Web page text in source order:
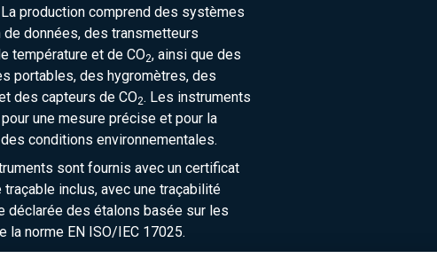
production comprend des systèmes
données, des transmetteurs
température et de CO2, ainsi que des
portables, des hygromètres, des
des capteurs de CO2. Les instruments
une mesure précise et pour la
conditions environnementales.
sont fournis avec un certificat
traçable inclus, avec une traçabilité
déclarée des étalons basée sur les
la norme EN ISO/IEC 17025.